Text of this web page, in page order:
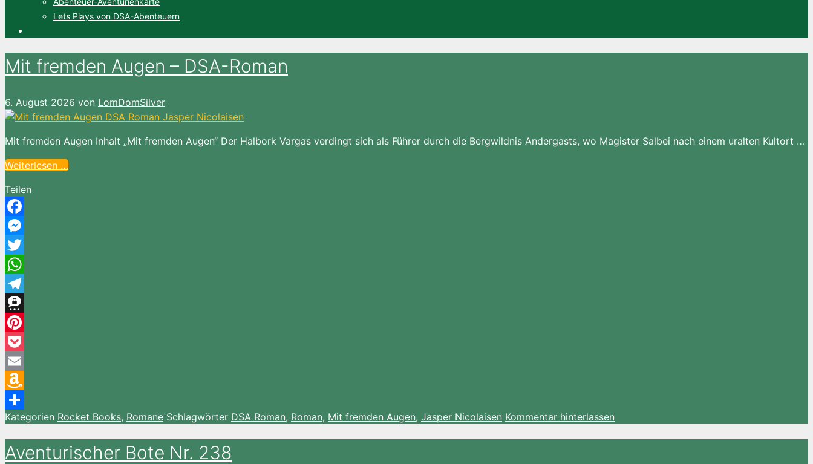
Lets Plays von DSA-Abenteuern
Mit fremden Augen – DSA-Roman
6. August 2026 von LomDomSilver
Mit fremden Augen Inhalt „Mit fremden Augen“ Der Halbork Vargas verdingt sich als Führer durch die Bergwildnis Andergasts, wo Magister Salbei nach einem uralten Kultort …
Weiterlesen …
Teilen
Facebook
Messenger
Twitter
WhatsApp
Telegram
Threema
Pinterest
Pocket
Email
Amazon
Wish
List
Teilen
Kategorien Rocket Books, Romane Schlagwörter DSA Roman, Roman, Mit fremden Augen, Jasper Nicolaisen Kommentar hinterlassen
Aventurischer Bote Nr. 238